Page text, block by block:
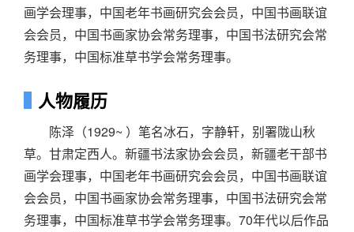
画学会理事，中国老年书画研究会会员，中国书画联谊
会会员，中国书画家协会常务理事，中国书法研究会常
务理事，中国标准草书学会常务理事。
人物履历
陈泽（1929~ ）笔名冰石，字静轩，别署陇山秋
草。甘肃定西人。新疆书法家协会会员，新疆老干部书
画学会理事，中国老年书画研究会会员，中国书画联谊
会会员，中国书画家协会常务理事，中国书法研究会常
务理事，中国标准草书学会常务理事。70年代以后作品